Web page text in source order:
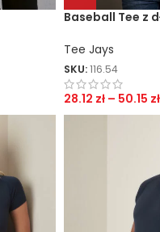
Baseball Tee z
Tee Jays
SKU:116.54
28.12 zł – 50.15 zł